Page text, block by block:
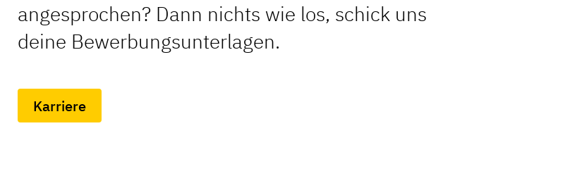
angesprochen? Dann nichts wie los, schick uns
deine Bewerbungsunterlagen.
Karriere